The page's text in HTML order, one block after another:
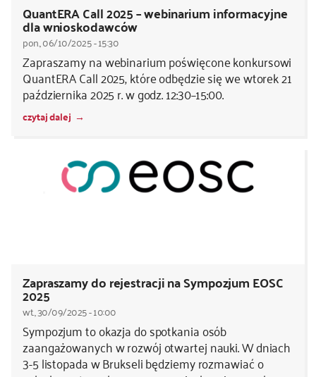
QuantERA Call 2025 – webinarium informacyjne
dla wnioskodawców
pon., 06/10/2025 - 15:30
Zapraszamy na webinarium poświęcone konkursowi
QuantERA Call 2025, które odbędzie się we wtorek 21
października 2025 r. w godz. 12:30–15:00.
czytaj dalej
Zapraszamy do rejestracji na Sympozjum EOSC
2025
wt., 30/09/2025 - 10:00
Sympozjum to okazja do spotkania osób
zaangażowanych w rozwój otwartej nauki. W dniach
3-5 listopada w Brukseli będziemy rozmawiać o